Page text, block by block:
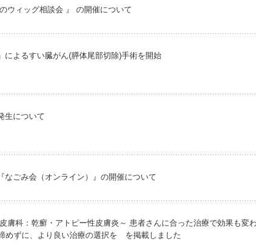
ウィッグ相談会 』 の開催について
によるすい臓がん(膵体尾部切除)手術を開始
生について
なごみ会（オンライン）』の開催について
膚科：乾癬・アトピー性皮膚炎～ 患者さんに合った治療で効果も変
めずに、より良い治療の選択を を掲載しました